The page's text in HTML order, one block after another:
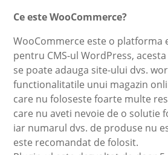
Ce este WooCommerce?
WooCommerce este o platforma
pentru CMS-ul WordPress,
se poate adauga site-ului dvs.
functionalitatile unui magazin
care nu foloseste foarte multe
care nu aveti nevoie de o solutie
iar numarul dvs. de produse nu
este recomandat de folosit.